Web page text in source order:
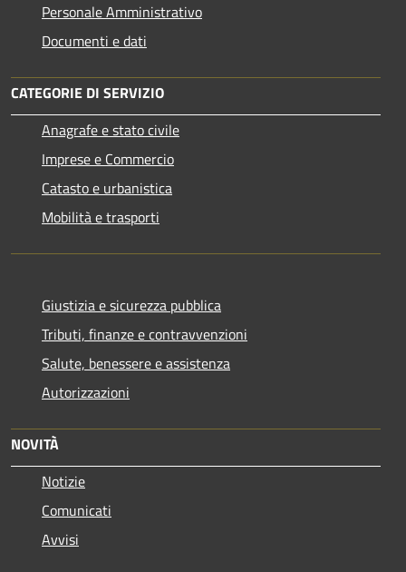
Personale Amministrativo
Documenti e dati
CATEGORIE DI SERVIZIO
Anagrafe e stato civile
Imprese e Commercio
Catasto e urbanistica
Mobilità e trasporti
Giustizia e sicurezza pubblica
Tributi, finanze e contravvenzioni
Salute, benessere e assistenza
Autorizzazioni
NOVITÀ
Notizie
Comunicati
Avvisi